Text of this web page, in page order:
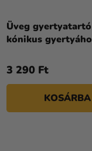
Üveg gyertyatartó
kónikus
3 290 Ft
KOSÁRBA